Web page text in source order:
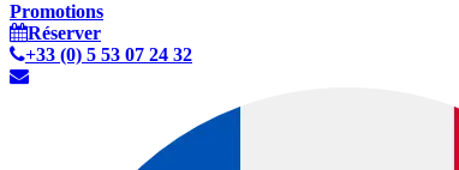
Promotions
Réserver
+33 (0) 5 53 07 24 32